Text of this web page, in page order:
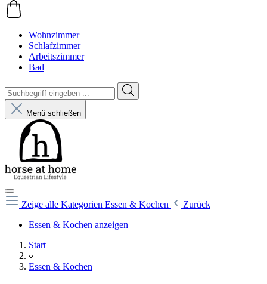
Wohnzimmer
Schlafzimmer
Arbeitszimmer
Bad
Menü schließen
Zeige alle Kategorien Essen & Kochen
Zurück
Essen & Kochen anzeigen
Start
Essen & Kochen